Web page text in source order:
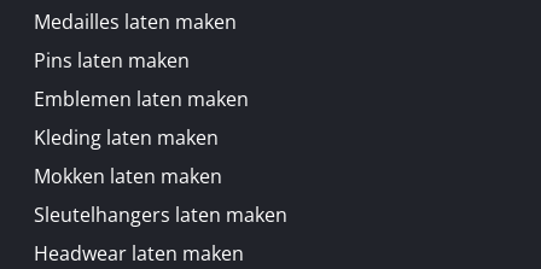
Medailles laten maken
Pins laten maken
Emblemen laten maken
Kleding laten maken
Mokken laten maken
Sleutelhangers laten maken
Headwear laten maken